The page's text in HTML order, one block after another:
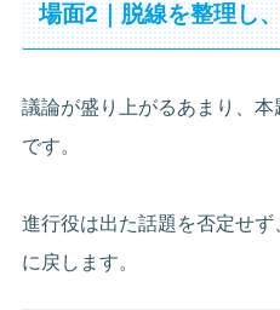
場面2｜脱線を整理し
議論が盛り上がるあまり、
です。
進行役は出た話題を否定せ
に戻します。